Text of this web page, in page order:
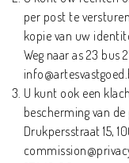
per post te
kopie van uw
Weg naar as 23 bus
U kunt ook een
bescherming van
Drukpersstraat 15,